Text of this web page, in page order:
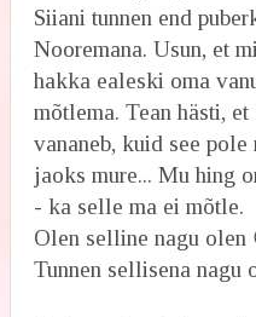
Siiani tunnen end
Nooremana. Usun, et
hakka ealeski oma
mõtlema. Tean hästi, et
vananeb, kuid see pole
jaoks mure... Mu hing
- ka selle ma ei mõtle.
Olen selline nagu
Tunnen sellisena nagu